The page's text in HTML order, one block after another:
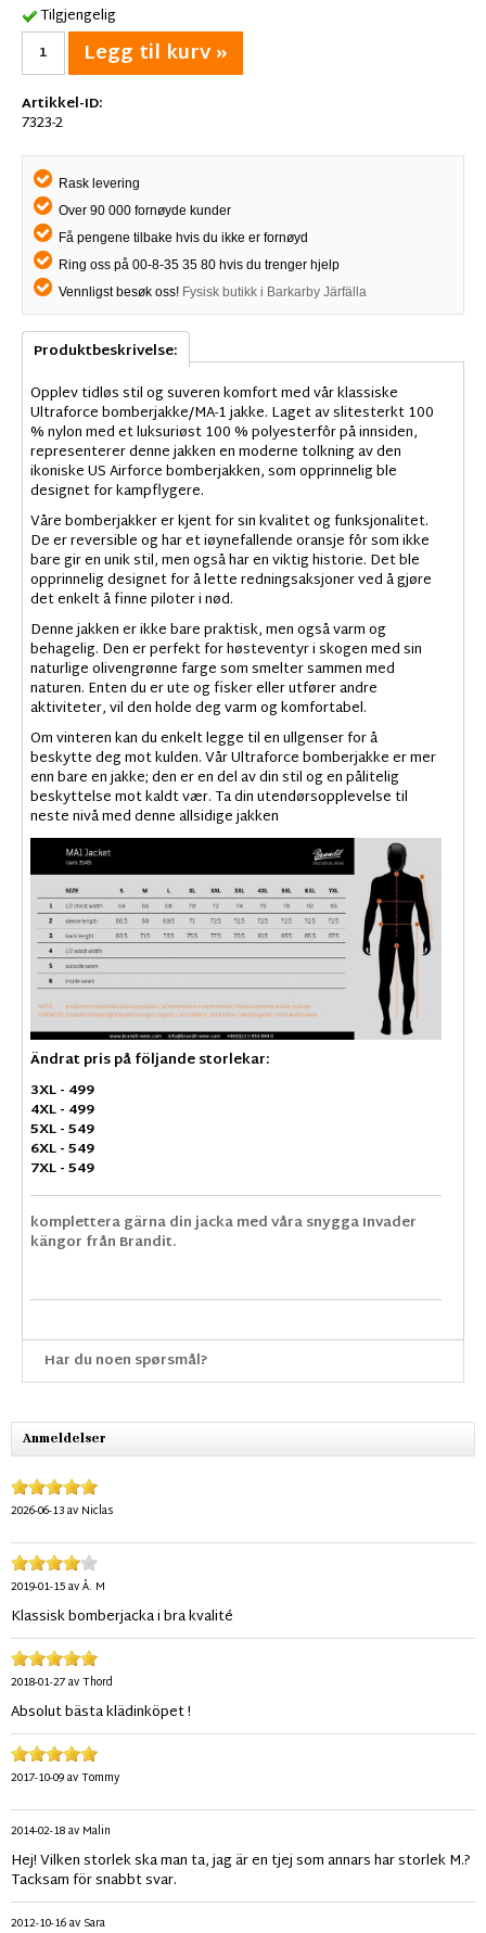
Tilgjengelig
Legg til kurv »
Artikkel-ID:
7323-2
Rask levering
Over 90 000 fornøyde kunder
Få pengene tilbake hvis du ikke er fornøyd
Ring oss på 00-8-35 35 80 hvis du trenger hjelp
Vennligst besøk oss! Fysisk butikk i Barkarby Järfälla
Produktbeskrivelse:
Opplev tidløs stil og suveren komfort med vår klassiske
Ultraforce bomberjakke/MA-1 jakke. Laget av slitesterkt 100
% nylon med et luksuriøst 100 % polyesterfôr på innsiden,
representerer denne jakken en moderne tolkning av den
ikoniske US Airforce bomberjakken, som opprinnelig ble
designet for kampflygere.
Våre bomberjakker er kjent for sin kvalitet og funksjonalitet.
De er reversible og har et iøynefallende oransje fôr som ikke
bare gir en unik stil, men også har en viktig historie. Det ble
opprinnelig designet for å lette redningsaksjoner ved å gjøre
det enkelt å finne piloter i nød.
Denne jakken er ikke bare praktisk, men også varm og
behagelig. Den er perfekt for høsteventyr i skogen med sin
naturlige olivengrønne farge som smelter sammen med
naturen. Enten du er ute og fisker eller utfører andre
aktiviteter, vil den holde deg varm og komfortabel.
Om vinteren kan du enkelt legge til en ullgenser for å
beskytte deg mot kulden. Vår Ultraforce bomberjakke er mer
enn bare en jakke; den er en del av din stil og en pålitelig
beskyttelse mot kaldt vær. Ta din utendørsopplevelse til
neste nivå med denne allsidige jakken
Ändrat pris på följande storlekar:
3XL - 499
4XL - 499
5XL - 549
6XL - 549
7XL - 549
komplettera gärna din jacka med våra snygga Invader
kängor från Brandit.
Har du noen spørsmål?
Anmeldelser
2026-06-13av Niclas
2019-01-15avÅ. M
Klassisk bomberjacka i bra kvalité
2018-01-27avThord
Absolut bästa klädinköpet !
2017-10-09avTommy
2014-02-18av Malin
Hej! Vilken storlek ska man ta, jag är en tjej som annars har storlek M.?
Tacksam för snabbt svar.
2012-10-16av Sara